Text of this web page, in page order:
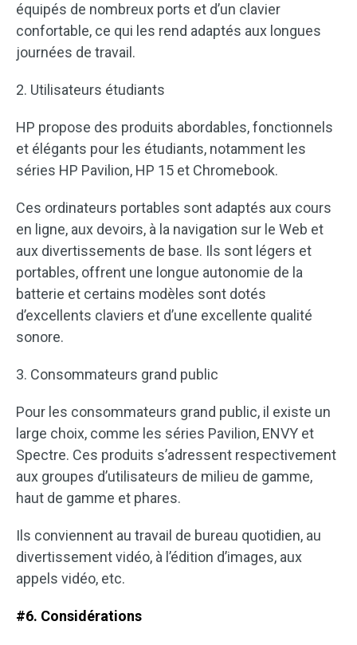
équipés de nombreux ports et d’un clavier
confortable, ce qui les rend adaptés aux longues
journées de travail.
2. Utilisateurs étudiants
HP propose des produits abordables, fonctionnels
et élégants pour les étudiants, notamment les
séries HP Pavilion, HP 15 et Chromebook.
Ces ordinateurs portables sont adaptés aux cours
en ligne, aux devoirs, à la navigation sur le Web et
aux divertissements de base. Ils sont légers et
portables, offrent une longue autonomie de la
batterie et certains modèles sont dotés
d’excellents claviers et d’une excellente qualité
sonore.
3. Consommateurs grand public
Pour les consommateurs grand public, il existe un
large choix, comme les séries Pavilion, ENVY et
Spectre. Ces produits s’adressent respectivement
aux groupes d’utilisateurs de milieu de gamme,
haut de gamme et phares.
Ils conviennent au travail de bureau quotidien, au
divertissement vidéo, à l’édition d’images, aux
appels vidéo, etc.
#6. Considérations